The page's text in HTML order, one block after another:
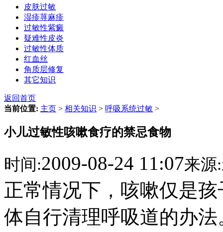
皮肤过敏
湿疹荨麻疹
过敏性紫癜
疑难性皮炎
过敏性体质
红血丝
角质层修复
其它知识
返回首页
当前位置: 主页 > 相关知识 > 呼吸系统过敏 >
小儿过敏性咳嗽食疗的禁忌食物
时间:2009-08-24 11:07来源:
正常情况下，咳嗽仅是
体自行清理呼吸道的办